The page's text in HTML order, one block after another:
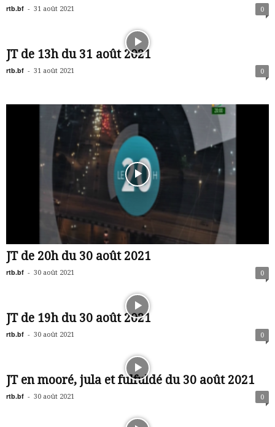
rtb.bf - 31 août 2021 0
JT de 13h du 31 août 2021
rtb.bf - 31 août 2021 0
JT de 20h du 30 août 2021
rtb.bf - 30 août 2021 0
JT de 19h du 30 août 2021
rtb.bf - 30 août 2021 0
JT en mooré, jula et fulfuldé du 30 août 2021
rtb.bf - 30 août 2021 0